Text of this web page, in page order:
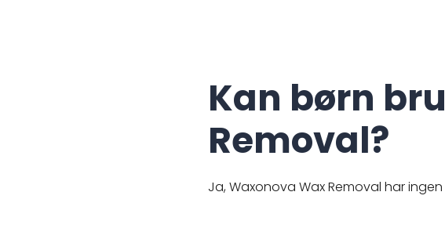
Kan børn
Removal?
Ja, Waxonova Wax Removal har